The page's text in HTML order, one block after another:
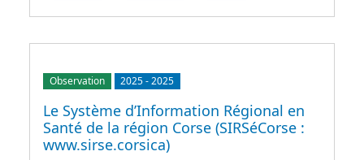
Observation 2025-2025
Le Système d’Information Régional en
Santé de la région Corse (SIRSéCorse :
www.sirse.corsica)